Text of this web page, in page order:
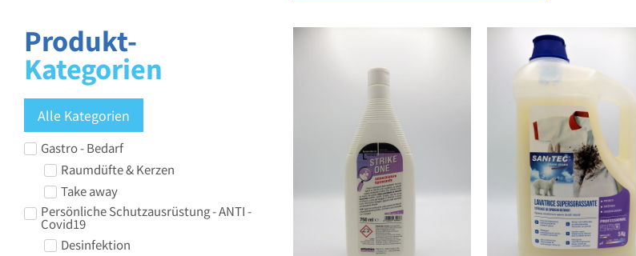
Produkt-
Kategorien
Alle Kategorien
Gastro - Bedarf
Raumdüfte & Kerzen
Take away
Persönliche Schutzausrüstung - ANTI -
Covid19
Desinfektion